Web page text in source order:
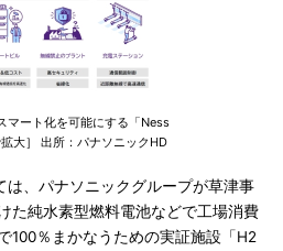
マート化を可能にする「Ness
大］ 出所：パナソニックHD
、パナソニックグループが草津事
た純水素型燃料電池などで工場消費
100％まかなうための実証施設「H2